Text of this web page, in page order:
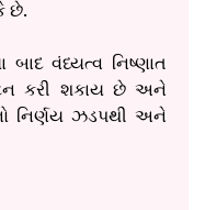
છે.
બાદ વંધ્યત્વ નિષ્ણાત
કરી શકાય છે અને
નિર્ણય ઝડપથી અને